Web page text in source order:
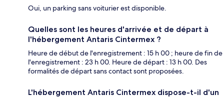
Oui, un parking sans voiturier est disponible.
Quelles sont les heures d'arrivée et de départ à
l'hébergement Antaris Cintermex ?
Heure de début de l'enregistrement : 15 h 00 ; heure de fin de
l'enregistrement : 23 h 00. Heure de départ : 13 h 00. Des
formalités de départ sans contact sont proposées.
L'hébergement Antaris Cintermex dispose-t-il d'un